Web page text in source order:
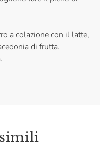
a colazione con il latte,
di frutta.